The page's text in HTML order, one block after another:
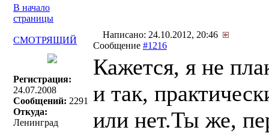
В начало
страницы
СМОТРЯЩИЙ
Написано: 24.10.2012, 20:46
Сообщение #1216
Регистрация:
24.07.2008
Сообщений: 2291
Откуда:
Ленинград
Кажется, я не
и так,
или нет.Ты же,